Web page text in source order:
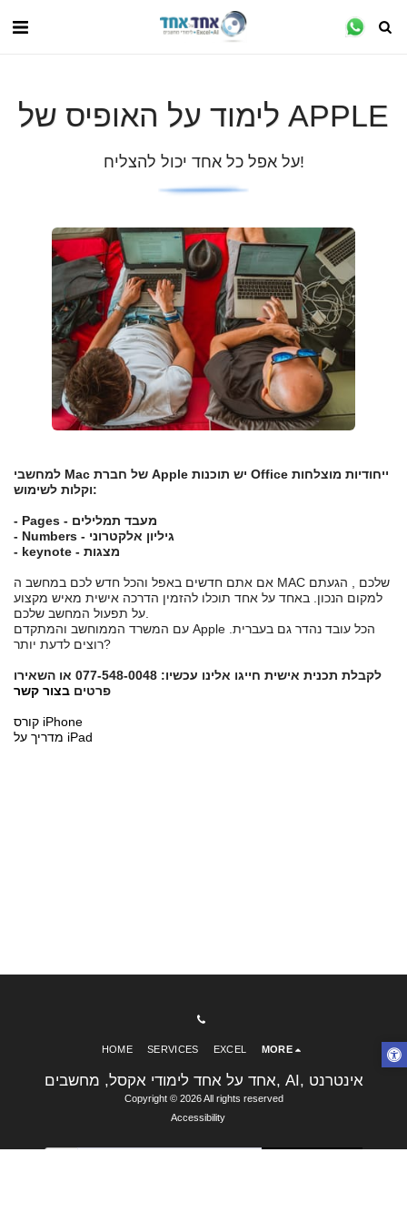
לימוד על האופיס של APPLE
על אפל כל אחד יכול להצליח!
למחשבי Mac של חברת Apple יש תוכנות Office ייחודיות מוצלחות
וקלות לשימוש:
- Pages - מעבד תמלילים
- Numbers - גיליון אלקטרוני
- keynote - מצגות
אם אתם חדשים באפל והכל חדש לכם במחשב ה MAC שלכם , הגעתם
למקום הנכון. באחד על אחד תוכלו להזמין הדרכה אישית מאיש מקצוע
עם המשרד הממוחשב והמתקדם Apple הכל עובד נהדר גם בעברית.
רוצים לדעת יותר?
לקבלת תכנית אישית חייגו אלינו עכשיו: 077-548-0048 או השאירו
פרטים בצור קשר
קורס iPhone
מדריך על iPad
אחד על אחד לימודי אקסל, מחשבים, AI, אינטרנט
Copyright © 2026 All rights reserved
Accessibility
HOME SERVICES EXCEL MORE